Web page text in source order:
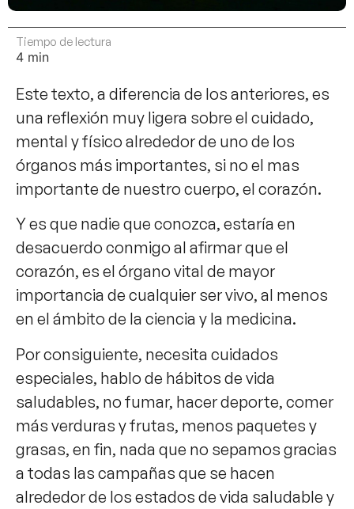
Tiempo de lectura
Este texto, a diferencia de los anteriores, es
una reflexión muy ligera sobre el cuidado,
mental y físico alrededor de uno de los
órganos más importantes, si no el mas
importante de nuestro cuerpo, el corazón.
Y es que nadie que conozca, estaría en
desacuerdo conmigo al afirmar que el
corazón, es el órgano vital de mayor
importancia de cualquier ser vivo, al menos
en el ámbito de la ciencia y la medicina.
Por consiguiente, necesita cuidados
especiales, hablo de hábitos de vida
saludables, no fumar, hacer deporte, comer
más verduras y frutas, menos paquetes y
grasas, en fin, nada que no sepamos gracias
a todas las campañas que se hacen
alrededor de los estados de vida saludable y